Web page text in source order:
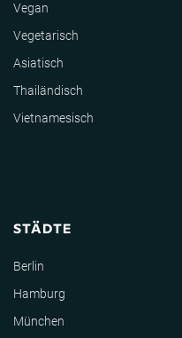
Vegan
Vegetarisch
Asiatisch
Thailändisch
Vietnamesisch
STÄDTE
Berlin
Hamburg
München